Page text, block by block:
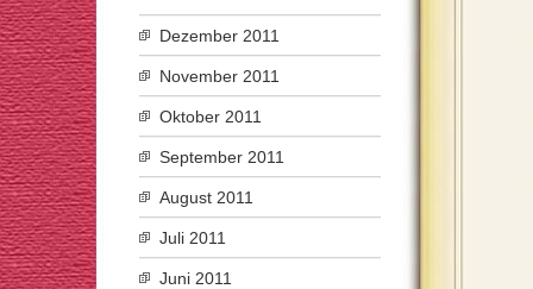
Dezember 2011
November 2011
Oktober 2011
September 2011
August 2011
Juli 2011
Juni 2011